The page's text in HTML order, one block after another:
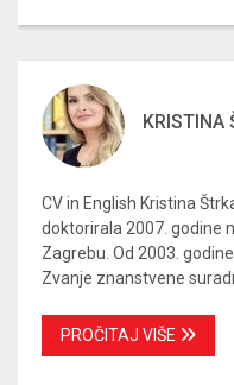
KRISTINA
CV in English Kristina
doktorirala 2007. godine
Zagrebu. Od 2003.
Zvanje znanstvene
PROČITAJ VIŠE